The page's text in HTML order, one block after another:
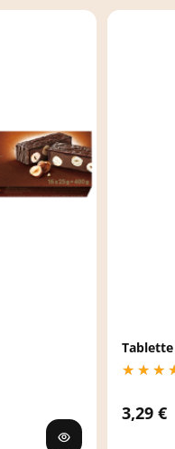
Tablette
3,29 €